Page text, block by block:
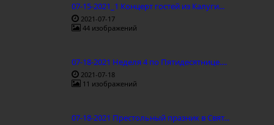
07-15-2021_1 Концерт гостей из Калуги...
2021-07-17
44 изображений
07-18-2021 Неделя 4 по Пятидесятнице....
2021-07-18
11 изображений
07-18-2021 Престольный празник в Свят...